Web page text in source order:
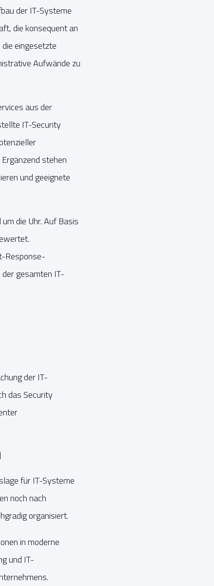
der IT-Systeme
die konsequent an
eingesetzte
Aufwände zu
aus der
IT-Security
stehen
und geeignete
die Uhr. Auf Basis
Response-
gesamten IT-
der IT-
das Security
für IT-Systeme
noch nach
organisiert.
in moderne
und IT-